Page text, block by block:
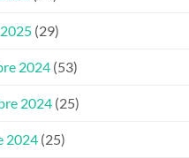
(29)
2024 (53)
2024 (25)
2024 (25)